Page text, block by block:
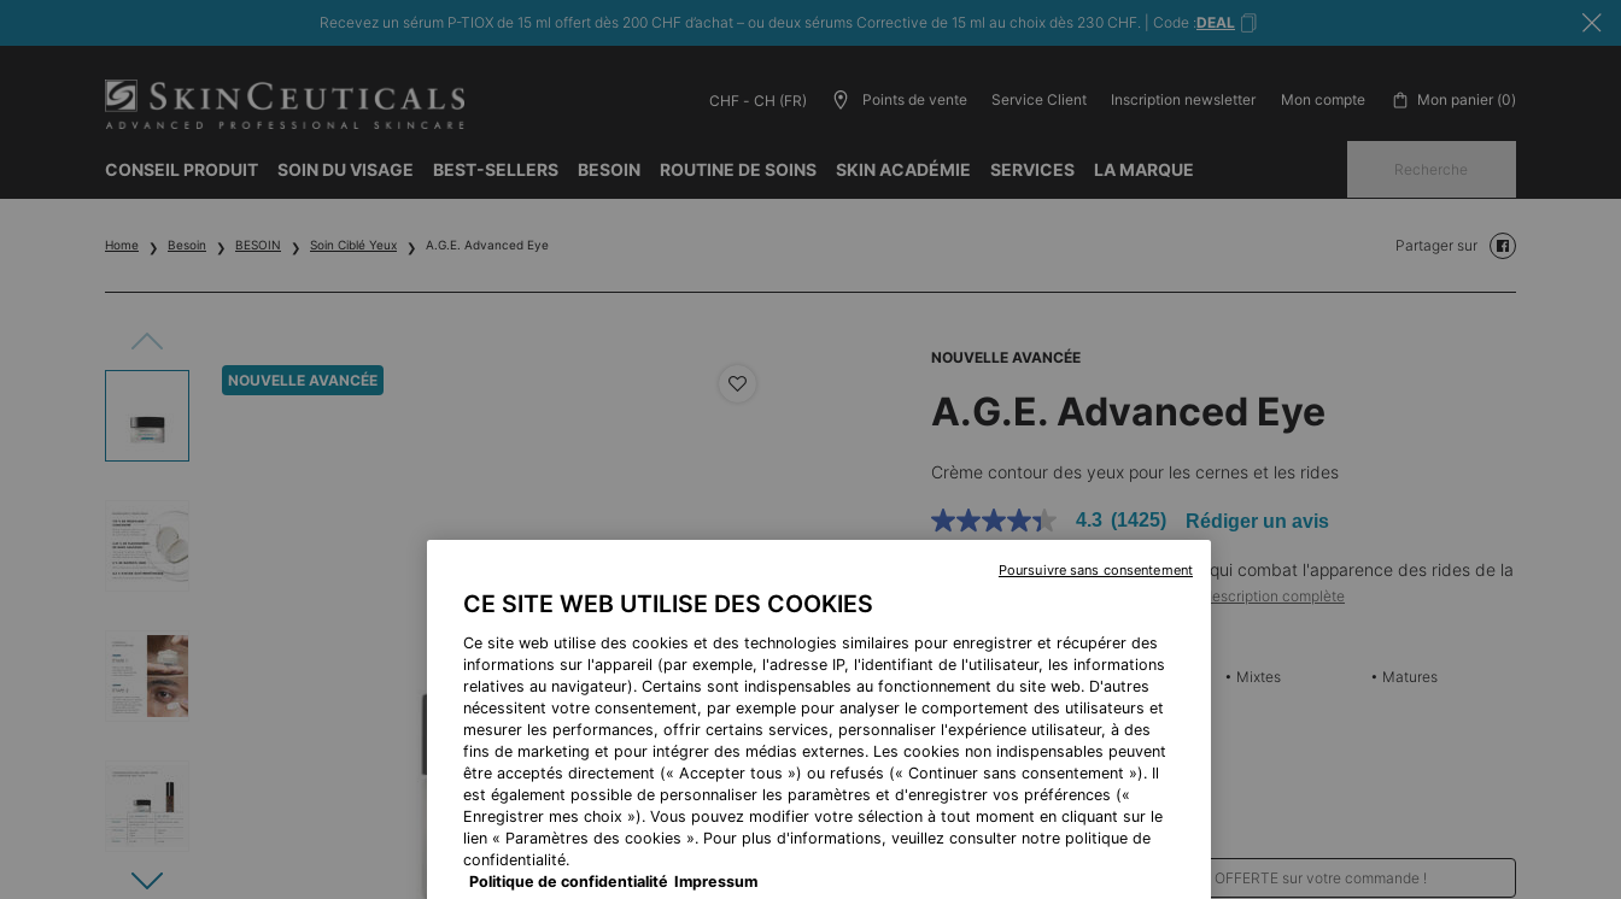
Recevez un sérum P-TIOX de 15 ml offert dès 200 CHF d’achat – ou deux sérums Corrective de 15 ml au choix dès 230 CHF. | Code :DEAL
CHF - CH (FR) Points de vente Service Client Inscription newsletter Mon compte Mon panier 0
0 produit in cart
CONSEIL PRODUIT SOIN DU VISAGE BEST-SELLERS BESOIN ROUTINE DE SOINS SKIN ACADÉMIE SERVICES LA MARQUE Recherche
Home Besoin BESOIN Soin Ciblé Yeux A.G.E. Advanced Eye Partager sur Partager sur
NOUVELLE AVANCÉE
A.G.E. Advanced Eye
Crème contour des yeux pour les cernes et les rides
4.3
la
note
moyenne.
Read
1425
Reviews.
Lien
sur
la
même
page.
4.3 (1425) Rédiger un avis
Une crème anti-rides pour les yeux qui combat l'apparence des rides de la
Lire la description complète
NOUVELLE AVANCÉE
RECOMMANDÉ POUR PEAUX:
• Sèches
• Normales • Mixtes • Matures
CHF 120,00
Prix à l’unité (CHF 800,00 / 100 ml)
One size only
Selected
15 ml
CHF 120,00
, 1 of 1
Bonne nouvelle ! Profitez d'une livraison OFFERTE sur votre commande !
CE SITE WEB UTILISE DES COOKIES
Ce site web utilise des cookies et des technologies similaires pour enregistrer et récupérer des
informations sur l'appareil (par exemple, l'adresse IP, l'identifiant de l'utilisateur, les informations
relatives au navigateur). Certains sont indispensables au fonctionnement du site web. D'autres
nécessitent votre consentement, par exemple pour analyser le comportement des utilisateurs et
mesurer les performances, offrir certains services, personnaliser l'expérience utilisateur, à des
fins de marketing et pour intégrer des médias externes. Les cookies non indispensables peuvent
être acceptés directement (« Accepter tous ») ou refusés (« Continuer sans consentement »). Il
est également possible de personnaliser les paramètres et d'enregistrer vos préférences («
Enregistrer mes choix »). Vous pouvez modifier votre sélection à tout moment en cliquant sur le
lien « Paramètres des cookies ». Pour plus d'informations, veuillez consulter notre politique de
confidentialité.
Politique de confidentialité Impressum
Poursuivre sans consentement